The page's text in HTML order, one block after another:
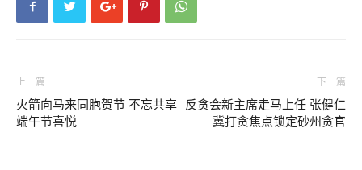
上一篇
火箭向马来同胞贺节 不忘共享
端午节喜悦
下一篇
反贪会新主席走马上任 张健仁
冀打贪焦点锁定砂州贪官